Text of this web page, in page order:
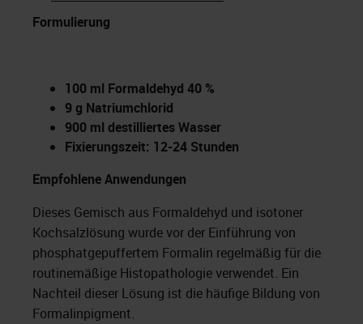
Formulierung
100 ml Formaldehyd 40 %
9 g Natriumchlorid
900 ml destilliertes Wasser
Fixierungszeit: 12-24 Stunden
Empfohlene Anwendungen
Dieses Gemisch aus Formaldehyd und isotoner
Kochsalzlösung wurde vor der Einführung von
phosphatgepuffertem Formalin regelmäßig für die
routinemäßige Histopathologie verwendet. Ein
Nachteil dieser Lösung ist die häufige Bildung von
Formalinpigment.